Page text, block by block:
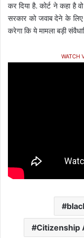
कर दिया है. कोर्ट ने कहा है
सरकार को जवाब देने के
करेगा कि ये मामला बड़ी
WATCH
Citizenship